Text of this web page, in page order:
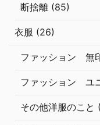
断捨離 (85)
衣服 (26)
ファッション 無
ファッション ユ
その他洋服のこと